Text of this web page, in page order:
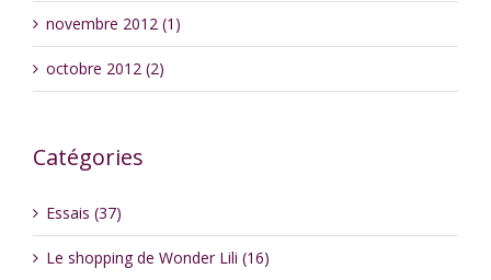
novembre 2012 (1)
octobre 2012 (2)
Catégories
Essais (37)
Le shopping de Wonder Lili (16)